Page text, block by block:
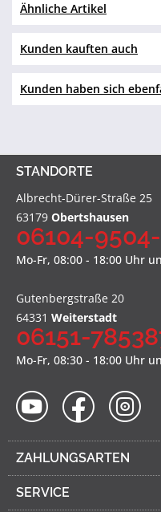
Ähnliche Artikel
Kunden kauften auch
Kunden haben sich
STANDORTE
Albrecht-Dürer-Straße 25
63179 Obertshausen
06104-
Mo-Fr, 08:00 - 18:00 Uhr
Gutenbergstraße 20
64331 Weiterstadt
06151-
Mo-Fr, 08:30 - 18:00 Uhr
ZAHLUNGSARTEN
SERVICE